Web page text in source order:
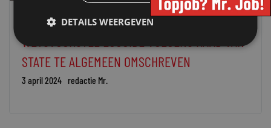
JURIDISCH NIEUWS POLITIEK STRAF(PROCES)RECHT
WETSVOORSTEL ECOCIDE VOLGENS RAAD VAN
STATE TE ALGEMEEN OMSCHREVEN
3 april 2024 redactie Mr.
DETAILS WEERGEVEN